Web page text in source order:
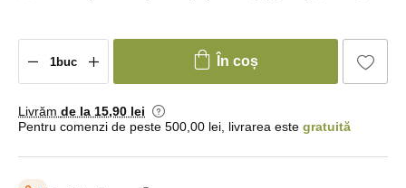
În coș
Livrăm de la 15,90 lei
Pentru comenzi de peste 500,00 lei, livrarea este gratuită